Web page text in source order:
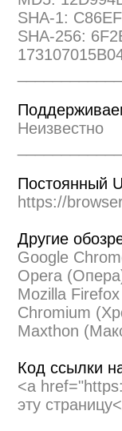
SHA-1:
SHA-256:
Неизвестно
Постоянный
https://
Другие
Google
Opera
Mozilla
Chromium
Maxthon
Код ссылки
<a
эту